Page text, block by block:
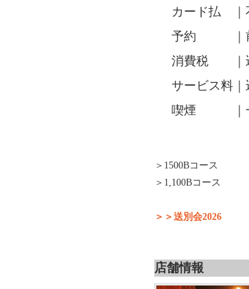
カード払 ｜
予約 ｜前
消費税 ｜
サービス料｜
喫煙 ｜一
＞1500Bコース
＞1,100Bコース
＞＞送別会2026
店舗情報